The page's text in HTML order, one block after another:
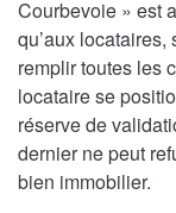
Courbevoie » est
qu’aux
remplir toutes les
locataire se
réserve de
dernier ne peut
bien immobilier.